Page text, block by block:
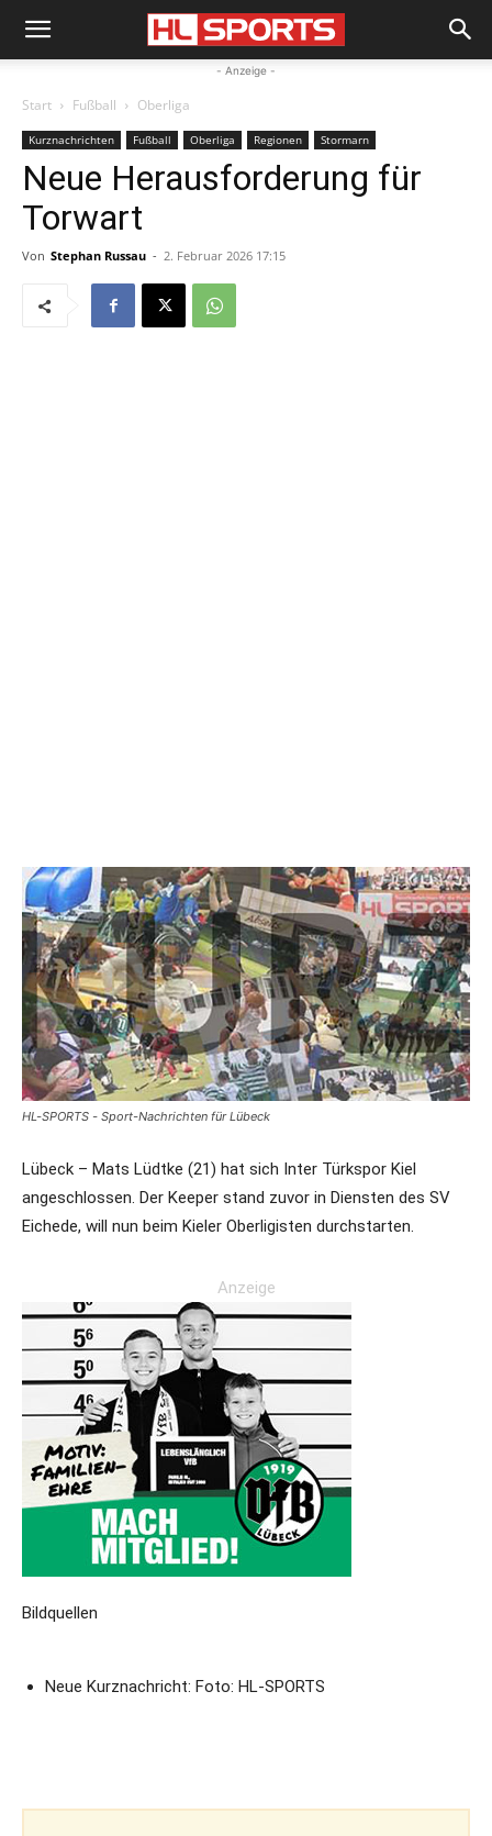
- Anzeige -
Start Fußball Oberliga
Kurznachrichten Fußball Oberliga Regionen Stormarn
Neue Herausforderung für
Torwart
Von Stephan Russau - 2. Februar 2026 17:15
HL-SPORTS - Sport-Nachrichten für Lübeck
Lübeck – Mats Lüdtke (21) hat sich Inter Türkspor Kiel
angeschlossen. Der Keeper stand zuvor in Diensten des SV
Eichede, will nun beim Kieler Oberligisten durchstarten.
Anzeige
Bildquellen
Neue Kurznachricht: Foto: HL-SPORTS